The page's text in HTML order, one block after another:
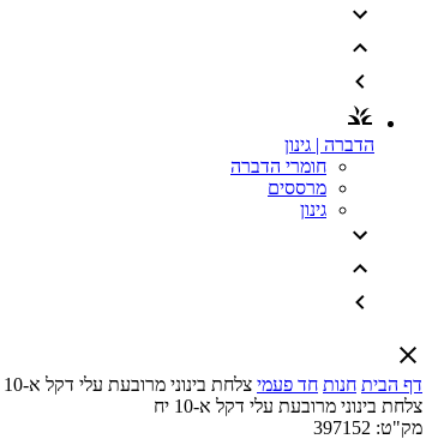
הדברה | גינון
חומרי הדברה
מרססים
גינון
דף הבית חנות חד פעמי צלחת בינוני מרובעת עלי דקל א-10 יח
צלחת בינוני מרובעת עלי דקל א-10 יח
מק"ט: 397152